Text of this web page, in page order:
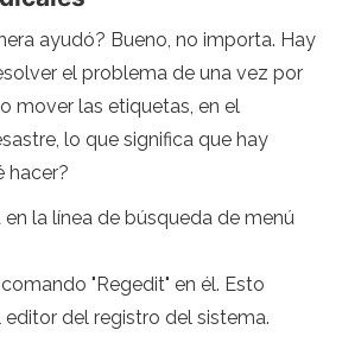
ayudó? Bueno, no importa. Hay
el problema de una vez por
mover las etiquetas, en el
lo que significa que hay
hacer?
en la línea de búsqueda de menú
"Regedit" en él. Esto
editor del registro del sistema.